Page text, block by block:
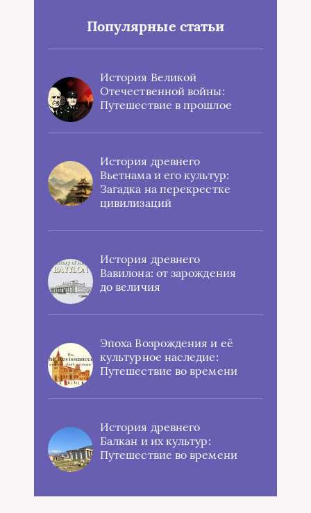
Популярные статьи
История Великой
Отечественной войны:
Путешествие в прошлое
История древнего
Вьетнама и его культур:
Загадка на перекрестке
цивилизаций
История древнего
Вавилона: от зарождения
до величия
Эпоха Возрождения и её
культурное наследие:
Путешествие во времени
История древнего
Балкан и их культур:
Путешествие во времени